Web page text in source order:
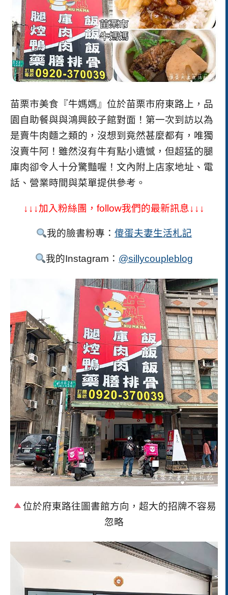
苗栗市美食『牛媽媽』位於苗栗市府東路上，品
園自助餐與與鴻興餃子館對面！第一次到訪以為
是賣牛肉麵之類的，沒想到竟然甚麼都有，唯獨
沒賣牛阿！雖然沒有牛有點小遺憾，但超猛的腿
庫肉卻令人十分驚豔喔！ 文內附上店家地址、電
話、營業時間與菜單提供參考。
↓↓↓加入粉絲團， follow我們的最新訊息↓↓↓
我的臉書粉專：傻蛋夫妻生活札記
我的Instagram ： @sillycoupleblog
位於府東路往圖書館方向，超大的招牌不容易
忽略